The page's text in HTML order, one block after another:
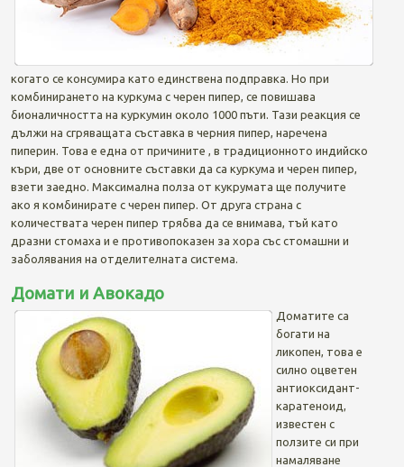
когато се консумира като единствена подправка. Но при
комбинирането на куркума с черен пипер, се повишава
бионаличността на куркумин около 1000 пъти. Тази реакция се
дължи на сгряващата съставка в черния пипер, наречена
пиперин. Това е една от причините , в традиционното индийско
къри, две от основните съставки да са куркума и черен пипер,
взети заедно. Максимална полза от кукрумата ще получите
ако я комбинирате с черен пипер. От друга страна с
количествата черен пипер трябва да се внимава, тъй като
дразни стомаха и е противопоказен за хора със стомашни и
заболявания на отделителната система.
Домати и Авокадо
Доматите са
богати на
ликопен, това е
силно оцветен
антиоксидант-
каратеноид,
известен с
ползите си при
намаляване